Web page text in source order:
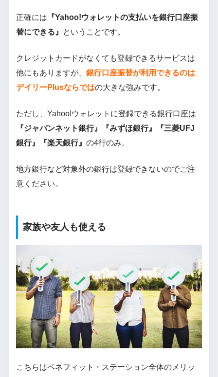
正確には 『Yahoo!ウォレットの支払いを銀行口座振
替にできる』
ということです。
クレジットカードがなくても登録できるサービスは
他にもありますが、 銀行口座振替が利用できるのは
デイリーPlusならではの大きな強みです。
ただし、Yahoo!ウォレットに登録できる銀行口座は
『ジャパンネット銀行』『みずほ銀行』『三菱UFJ
銀行』『楽天銀行』 の4行のみ。
地方銀行など対象外の銀行は登録できないのでご注
意ください。
家族や友人も使える
こちらはベネフィット・ステーション全体のメリッ